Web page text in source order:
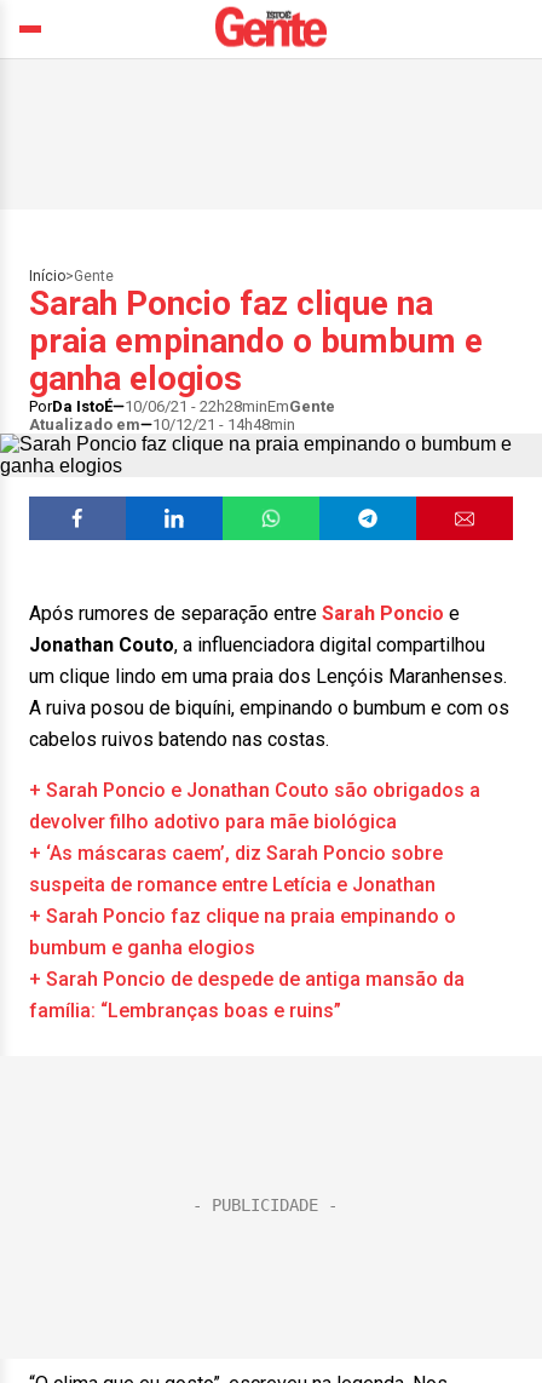
Início>Gente
Sarah Poncio faz clique na
praia empinando o bumbum e
ganha elogios
PorDa IstoÉ 10/06/21 - 22h28minEmGente
Atualizado em
10/12/21 - 14h48min
Após rumores de separação entre Sarah Poncio e
Jonathan Couto, a influenciadora digital compartilhou
um clique lindo em uma praia dos Lençóis Maranhenses.
A ruiva posou de biquíni, empinando o bumbum e com os
cabelos ruivos batendo nas costas.
+ Sarah Poncio e Jonathan Couto são obrigados a
devolver filho adotivo para mãe biológica
+ ‘As máscaras caem’, diz Sarah Poncio sobre
suspeita de romance entre Letícia e Jonathan
+ Sarah Poncio faz clique na praia empinando o
bumbum e ganha elogios
+ Sarah Poncio de despede de antiga mansão da
família: “Lembranças boas e ruins”